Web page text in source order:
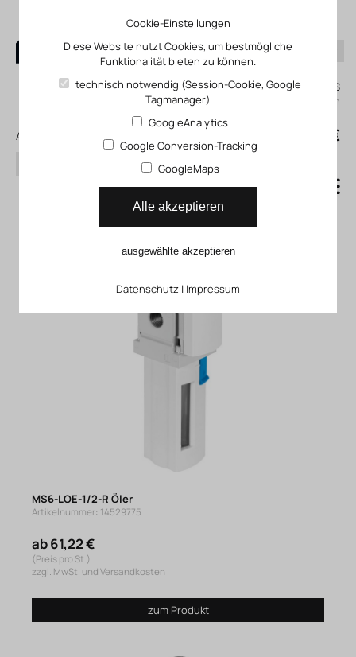
0
Mein KLEFINGHAUS
einloggen
Alle Produkte
Suchen
0,00 €
Öler MS6_LOE
MS6-LOE-1/2-R Öler
Artikelnummer: 14529775
ab 61,22 €
(Preis pro St.)
zzgl. MwSt. und Versandkosten
zum Produkt
Cookie-Einstellungen
Diese Website nutzt Cookies, um bestmögliche
Funktionalität bieten zu können.
technisch notwendig (Session-Cookie, Google
Tagmanager)
GoogleAnalytics
Google Conversion-Tracking
GoogleMaps
Alle akzeptieren
ausgewählte akzeptieren
Datenschutz | Impressum